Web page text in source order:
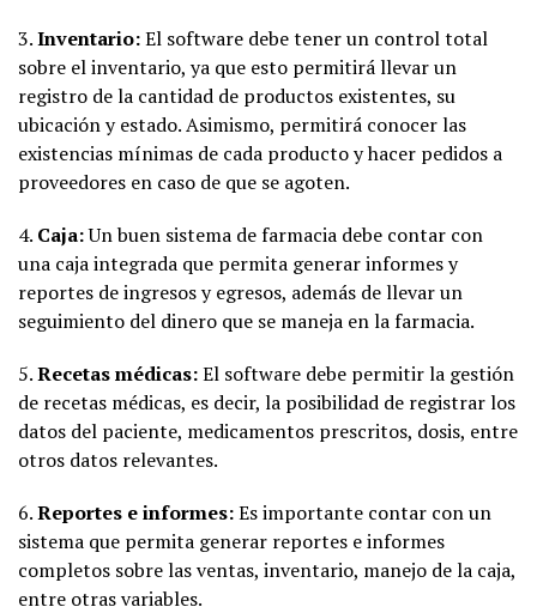
3.Inventario:El software debe tener un control total
sobre el inventario, ya que esto permitirá llevar un
registro de la cantidad de productos existentes, su
ubicación y estado. Asimismo, permitirá conocer las
existencias mínimas de cada producto y hacer pedidos a
proveedores en caso de que se agoten.
4. Caja:Un buen sistema de farmacia debe contar con
una caja integrada que permita generar informes y
reportes de ingresos y egresos, además de llevar un
seguimiento del dinero que se maneja en la farmacia.
5.Recetas médicas:El software debe permitir la gestión
de recetas médicas, es decir, la posibilidad de registrar los
datos del paciente, medicamentos prescritos, dosis, entre
otros datos relevantes.
6.Reportes e informes:Es importante contar con un
sistema que permita generar reportes e informes
completos sobre las ventas, inventario, manejo de la caja,
entre otras variables.